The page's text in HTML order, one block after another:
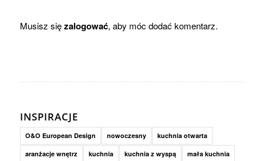
Musisz sięzalogować, aby móc dodać komentarz.
INSPIRACJE
O&O European Design nowoczesny kuchnia otwarta
aranżacje wnętrz kuchnia kuchnia z wyspą mała kuchnia